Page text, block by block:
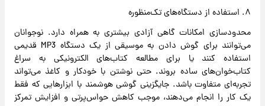
۸. استفاده از دستگاه‌های تک‌منظوره
محدودسازی امکانات گاهی آزادی بیشتری به همراه دارد. نوجوانان
می‌توانند برای گوش دادن به موسیقی از یک دستگاه MP3 قدیمی
استفاده کنند یا برای مطالعه کتاب‌های الکترونیکی به سراغ
کتاب‌خوان‌های ساده بروند. حتی نوشتن با خودکار و کاغذ می‌تواند
تجربه‌ای متفاوت باشد. جایگزینی گوشی هوشمند با ابزارهایی که فقط
یک کار را انجام می‌دهند، موجب کاهش حواس‌پرتی و افزایش تمرکز